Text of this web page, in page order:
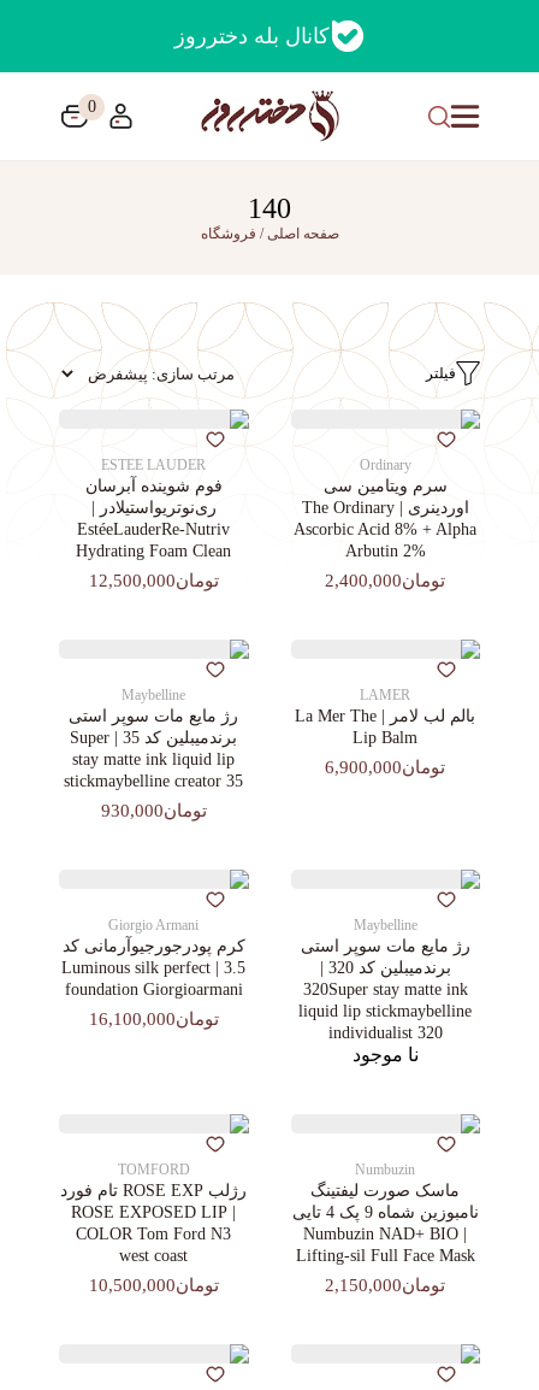
کانال بله دخترروز
0
140
صفحه اصلی/ فروشگاه
فیلتر
Ordinary
سرم ویتامین سی
اوردینری | The Ordinary
Ascorbic Acid 8% + Alpha
Arbutin 2%
تومان2,400,000
ESTEE LAUDER
فوم شوینده آبرسان
ری‌نوتریواستیلادر |
EstéeLauderRe-Nutriv
Hydrating Foam Clean
تومان12,500,000
LAMER
بالم لب لامر | La Mer The
Lip Balm
تومان6,900,000
Maybelline
رژ مایع مات سوپر استی‌
برندمیبلین کد 35 | Super
stay matte ink liquid lip
stickmaybelline creator 35
تومان930,000
Maybelline
رژ مایع مات سوپر استی‌
320Super stay matte ink
liquid lip stickmaybelline
individualist 320
نا موجود
Giorgio Armani
کرم پودرجورجیوآرمانی کد
3.5 | Luminous silk perfect
foundation Giorgioarmani
تومان16,100,000
Numbuzin
ماسک صورت لیفتینگ
نامبوزین شماه 9 پک 4 تایی
| Numbuzin NAD+ BIO
Lifting-sil Full Face Mask
تومان2,150,000
TOMFORD
رژلب ROSE EXP تام فورد
| ROSE EXPOSED LIP
COLOR Tom Ford N3
west coast
تومان10,500,000